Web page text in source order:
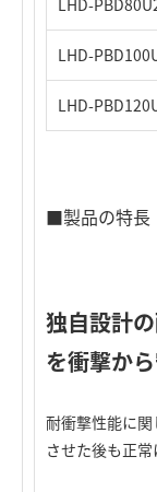
LHD-
LHD-
LHD-
■製品の特長
独自設計
を衝撃から
耐衝撃性能に
させた後も正